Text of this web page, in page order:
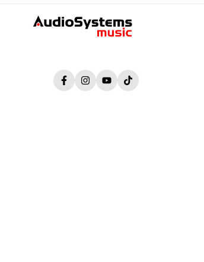
FacebookInstagramYouTubeTikTok